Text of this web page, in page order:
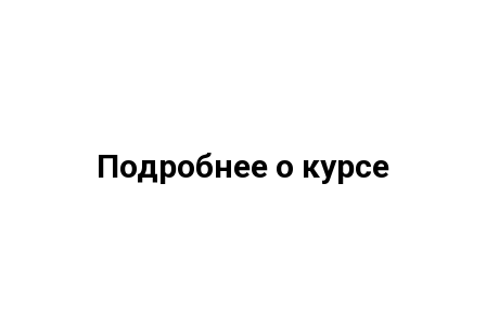
Подробнее о курсе